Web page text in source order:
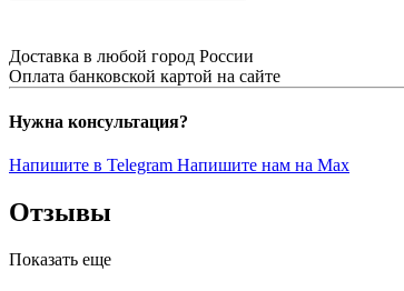
Доставка в любой город России
Оплата банковской картой на сайте
Нужна консультация?
Напишите в Telegram Напишите нам на Max
Отзывы
Показать еще